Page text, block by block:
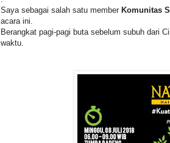
Saya sebagai salah satu member Komunitas
acara ini.
Berangkat pagi-pagi buta sebelum subuh dari
waktu.